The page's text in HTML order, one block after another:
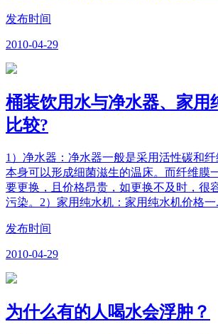
发布时间
2010-04-29
桶装饮用水与净水器、家用
比较?
1）净水器：净水器一般是采用活性碳和
本身可以形成细菌滋生的温床。而纤维膜
要更换，且价格昂贵，如更换不及时，很
污染。2）家用纯水机：家用纯水机价格一
发布时间
2010-04-29
为什么有的人喝水会浮肿？